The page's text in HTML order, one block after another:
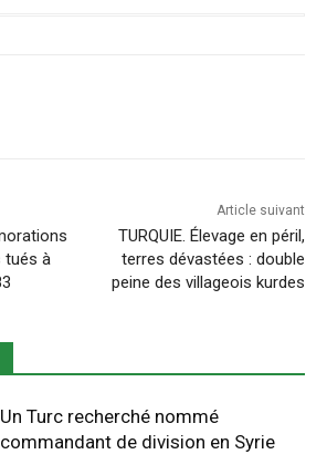
tués à
Article suivant
TURQUIE. Élevage en péril,
terres dévastées : double
peine des villageois kurdes
Un Turc recherché nommé
commandant de division en Syrie